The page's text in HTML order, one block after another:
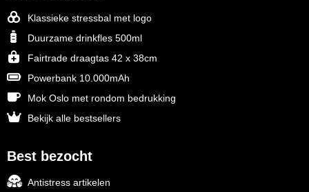
Klassieke stressbal met logo
Duurzame drinkfles 500ml
Fairtrade draagtas 42 x 38cm
Powerbank 10.000mAh
Mok Oslo met rondom bedrukking
Bekijk alle bestsellers
Best bezocht
Antistress artikelen